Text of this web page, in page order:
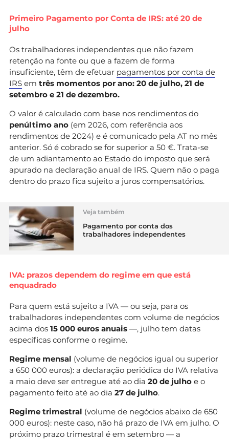
Primeiro Pagamento por Conta de IRS: até 20 de
julho
Os trabalhadores independentes que não fazem
retenção na fonte ou que a fazem de forma
insuficiente, têm de efetuar pagamentos por conta de
IRS em três momentos por ano: 20 de julho, 21 de
setembro e 21 de dezembro.
O valor é calculado com base nos rendimentos do
penúltimo ano (em 2026, com referência aos
rendimentos de 2024) e é comunicado pela AT no mês
anterior. Só é cobrado se for superior a 50 €. Trata-se
de um adiantamento ao Estado do imposto que será
apurado na declaração anual de IRS. Quem não o paga
dentro do prazo fica sujeito a juros compensatórios.
Veja também
Pagamento por conta dos
trabalhadores independentes
IVA: prazos dependem do regime em que está
enquadrado
Para quem está sujeito a IVA — ou seja, para os
trabalhadores independentes com volume de negócios
acima dos 15 000 euros anuais —, julho tem datas
específicas conforme o regime.
Regime mensal (volume de negócios igual ou superior
a 650 000 euros): a declaração periódica do IVA relativa
a maio deve ser entregue até ao dia 20 de julho e o
pagamento feito até ao dia 27 de julho.
Regime trimestral (volume de negócios abaixo de 650
000 euros): neste caso, não há prazo de IVA em julho. O
próximo prazo trimestral é em setembro — a